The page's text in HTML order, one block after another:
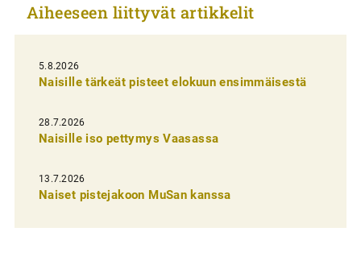
k
e
l
i
e
n
e
Aiheeseen liittyvät artikkelit
5.8.2026
Naisille tärkeät pisteet elokuun ensimmäisestä
28.7.2026
Naisille iso pettymys Vaasassa
13.7.2026
Naiset pistejakoon MuSan kanssa